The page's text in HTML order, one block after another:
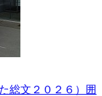
総文２０２６）囲